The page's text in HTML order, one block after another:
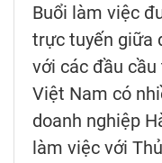
Buổi làm việc
trực tuyến giữa
với các đầu
Việt Nam có
doanh nghiệp
làm việc với